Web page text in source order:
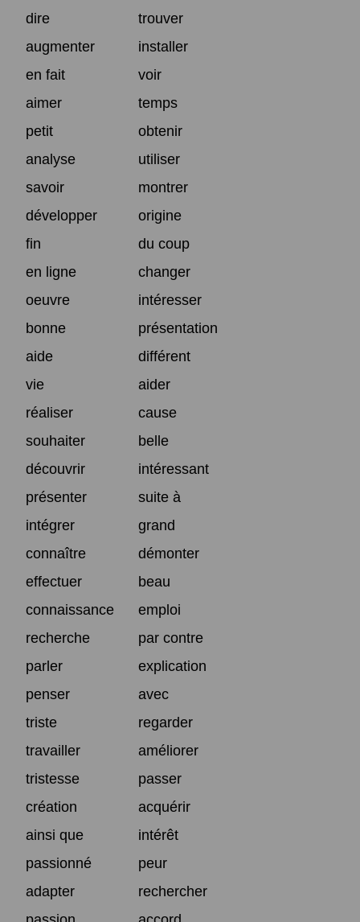
dire
trouver
augmenter
installer
en fait
voir
aimer
temps
petit
obtenir
analyse
utiliser
savoir
montrer
développer
origine
fin
du coup
en ligne
changer
oeuvre
intéresser
bonne
présentation
aide
différent
vie
aider
réaliser
cause
souhaiter
belle
découvrir
intéressant
présenter
suite à
intégrer
grand
connaître
démonter
effectuer
beau
connaissance
emploi
recherche
par contre
parler
explication
penser
avec
triste
regarder
travailler
améliorer
tristesse
passer
création
acquérir
ainsi que
intérêt
passionné
peur
adapter
rechercher